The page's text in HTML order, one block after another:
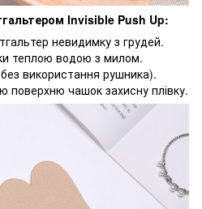
Invisible Push Up:
невидимку з грудей.
теплою водою з милом.
використання рушника).
поверхню чашок захисну плівку.